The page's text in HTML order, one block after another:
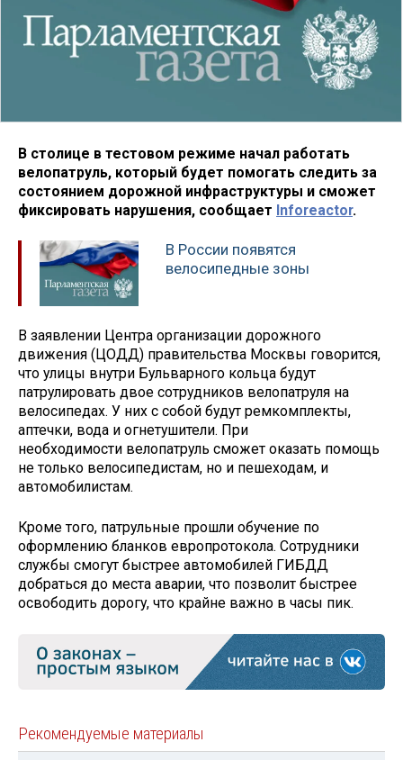
В столице в тестовом режиме начал работать
велопатруль, который будет помогать следить за
состоянием дорожной инфраструктуры и сможет
фиксировать нарушения, сообщает Inforeactor.
В России появятся
велосипедные зоны
В заявлении Центра организации дорожного
движения (ЦОДД) правительства Москвы говорится,
что улицы внутри Бульварного кольца будут
патрулировать двое сотрудников велопатруля на
велосипедах. У них с собой будут ремкомплекты,
аптечки, вода и огнетушители. При
необходимости велопатруль сможет оказать помощь
не только велосипедистам, но и пешеходам, и
автомобилистам.
Кроме того, патрульные прошли обучение по
оформлению бланков европротокола. Сотрудники
службы смогут быстрее автомобилей ГИБДД
добраться до места аварии, что позволит быстрее
освободить дорогу, что крайне важно в часы пик.
Рекомендуемые материалы